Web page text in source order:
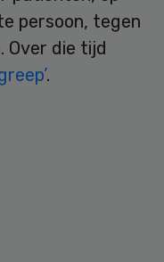
persoon, tegen
Over die tijd
.